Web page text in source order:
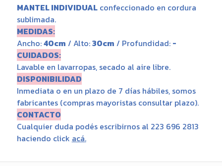
MANTEL INDIVIDUALconfeccionado en cordura
sublimada.
MEDIDAS:
Ancho:40cm / Alto:30cm / Profundidad: -
CUIDADOS:
Lavable en lavarropas, secado al aire libre.
DISPONIBILIDAD
Inmediata o en un plazo de 7 días hábiles, somos
fabricantes (compras mayoristas consultar plazo).
CONTACTO
Cualquier duda podés escribirnos al 223 696 2813
haciendo click acá.